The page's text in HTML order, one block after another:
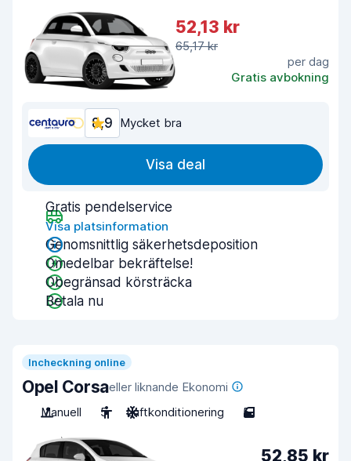
52,13 kr
65,17 kr
per dag
Gratis avbokning
8,9 Mycket bra
Visa deal
Gratis pendelservice
Visa platsinformation
Genomsnittlig säkerhetsdeposition
Omedelbar bekräftelse!
Obegränsad körsträcka
Betala nu
Incheckning online
Opel Corsaeller liknande Ekonomi
Manuell
5 Luftkonditionering 5
52,85 kr